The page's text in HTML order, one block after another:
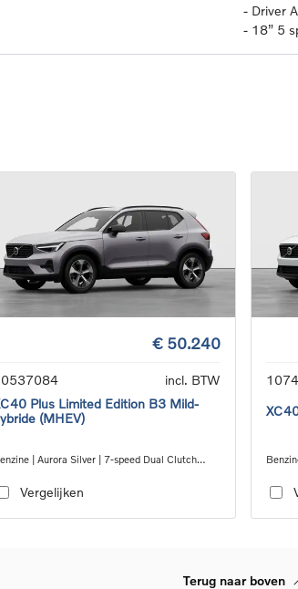
- Driver
- 18” 5
€ 50.240
incl. BTW
Plus Limited Edition B3 Mild-
(MHEV)
| Aurora Silver | 7-speed Dual Clutch
Vergelijken
Terug naar boven